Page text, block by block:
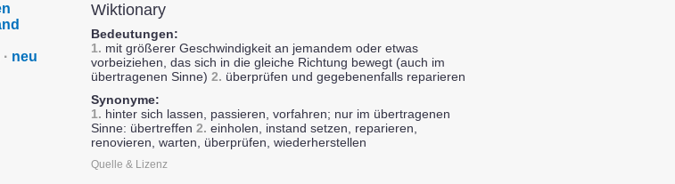
· neu
Wiktionary
Bedeutungen:
1. mit größerer Geschwindigkeit an jemandem oder etwas
vorbeiziehen, das sich in die gleiche Richtung bewegt (auch im
übertragenen Sinne) 2. überprüfen und gegebenenfalls reparieren
Synonyme:
1. hinter sich lassen, passieren, vorfahren; nur im übertragenen
Sinne: übertreffen 2. einholen, instand setzen, reparieren,
renovieren, warten, überprüfen, wiederherstellen
Quelle & Lizenz